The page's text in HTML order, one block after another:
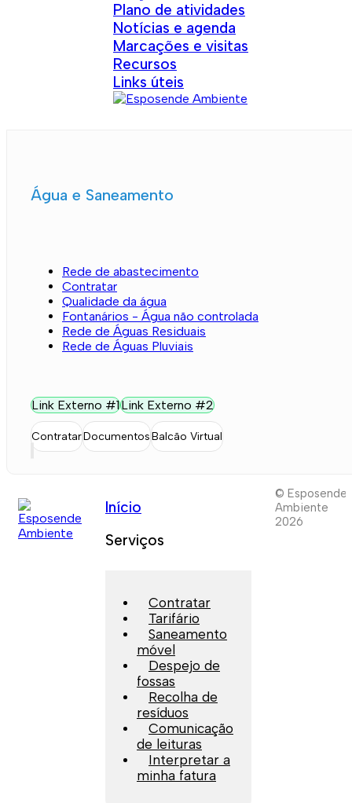
Plano de atividades
Notícias e agenda
Marcações e visitas
Recursos
Links úteis
Água e Saneamento
Rede de abastecimento
Contratar
Qualidade da água
Fontanários - Água não controlada
Rede de Águas Residuais
Rede de Águas Pluviais
Link Externo #1Link Externo #2
ContratarDocumentosBalcão Virtual
Início
Serviços
Contratar
Tarifário
Saneamento
móvel
Despejo de
fossas
Recolha de
resíduos
Comunicação
de leituras
Interpretar a
minha fatura
© Esposende
Ambiente
2026